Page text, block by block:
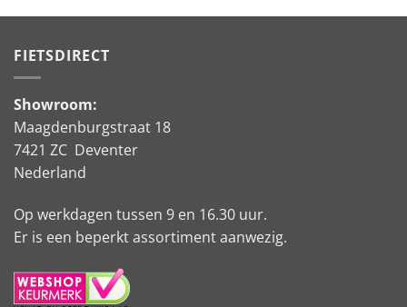
FIETSDIRECT
Showroom:
Maagdenburgstraat 18
7421 ZC Deventer
Nederland
Op werkdagen tussen 9 en 16.30 uur.
Er is een beperkt assortiment aanwezig.